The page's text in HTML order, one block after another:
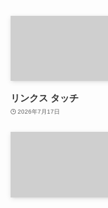
リンクス タッチ
2026年7月17日